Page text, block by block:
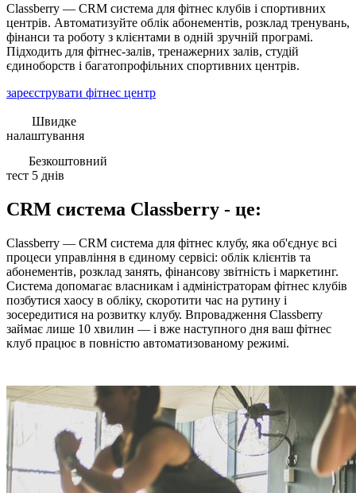
Classberry — CRM система для фітнес клубів і спортивних
центрів. Автоматизуйте облік абонементів, розклад тренувань,
фінанси та роботу з клієнтами в одній зручній програмі.
Підходить для фітнес-залів, тренажерних залів, студій
єдиноборств і багатопрофільних спортивних центрів.
зареєструвати фітнес центр
Швидке
налаштування
Безкоштовний
тест 5 днів
CRM система Classberry - це:
Classberry — CRM система для фітнес клубу, яка об'єднує всі
процеси управління в єдиному сервісі: облік клієнтів та
абонементів, розклад занять, фінансову звітність і маркетинг.
Система допомагає власникам і адміністраторам фітнес клубів
позбутися хаосу в обліку, скоротити час на рутину і
зосередитися на розвитку клубу. Впровадження Classberry
займає лише 10 хвилин — і вже наступного дня ваш фітнес
клуб працює в повністю автоматизованому режимі.